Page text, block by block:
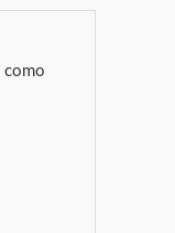
como